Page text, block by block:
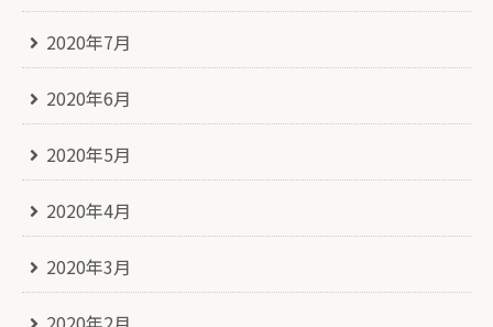
2020年7月
2020年6月
2020年5月
2020年4月
2020年3月